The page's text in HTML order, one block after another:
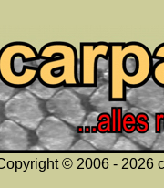
© 2006 - 2026